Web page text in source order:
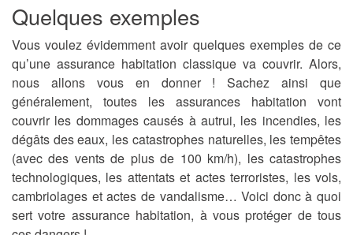
Quelques exemples
Vous voulez évidemment avoir quelques exemples de ce
qu’une assurance habitation classique va couvrir. Alors,
nous allons vous en donner ! Sachez ainsi que
généralement, toutes les assurances habitation vont
couvrir les dommages causés à autrui, les incendies, les
dégâts des eaux, les catastrophes naturelles, les tempêtes
(avec des vents de plus de 100 km/h), les catastrophes
technologiques, les attentats et actes terroristes, les vols,
cambriolages et actes de vandalisme… Voici donc à quoi
sert votre assurance habitation, à vous protéger de tous